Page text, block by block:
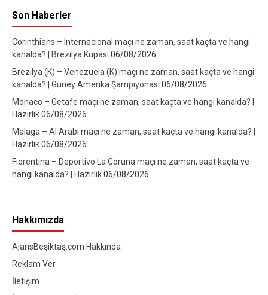
Son Haberler
Corinthians – Internacional maçı ne zaman, saat kaçta ve hangi
kanalda? | Brezilya Kupası 06/08/2026
Brezilya (K) – Venezuela (K) maçı ne zaman, saat kaçta ve hangi
kanalda? | Güney Amerika Şampiyonası 06/08/2026
Monaco – Getafe maçı ne zaman, saat kaçta ve hangi kanalda? |
Hazırlık06/08/2026
Malaga – Al Arabi maçı ne zaman, saat kaçta ve hangi kanalda? |
Hazırlık06/08/2026
Fiorentina – Deportivo La Coruna maçı ne zaman, saat kaçta ve
hangi kanalda? | Hazırlık06/08/2026
Hakkımızda
AjansBeşiktaş.com Hakkında
Reklam Ver
İletişim